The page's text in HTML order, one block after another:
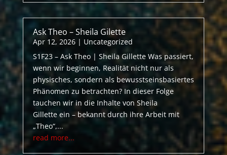
Ask Theo – Sheila Gilette
Apr 12, 2026| Uncategorized
S1F23 – Ask Theo | Sheila Gillette Was passiert,
wenn wir beginnen, Realität nicht nur als
physisches, sondern als bewusstseinsbasiertes
Phänomen zu betrachten? In dieser Folge
tauchen wir in die Inhalte von Sheila
Gillette ein – bekannt durch ihre Arbeit mit
„Theo“,...
read more...